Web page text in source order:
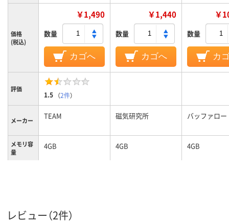
価格
(税込)
￥1,490
数量
カゴへ
￥1,440
数量
カゴへ
￥
数量
カ
評価
1.5 （2件）
メーカー TEAM 磁気研究所 バッファロー
メモリ容
量
4GB 4GB 4GB
ループ
系
レビュー（2件）